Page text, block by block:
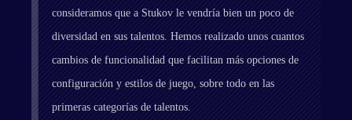
consideramos que a Stukov le vendría bien un poco de
diversidad en sus talentos. Hemos realizado unos cuantos
cambios de funcionalidad que facilitan más opciones de
configuración y estilos de juego, sobre todo en las
primeras categorías de talentos.